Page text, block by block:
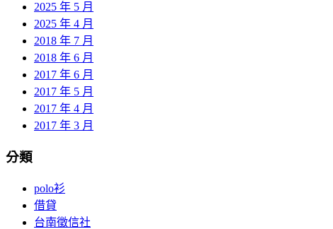
2025 年 5 月
2025 年 4 月
2018 年 7 月
2018 年 6 月
2017 年 6 月
2017 年 5 月
2017 年 4 月
2017 年 3 月
分類
polo衫
借貸
台南徵信社